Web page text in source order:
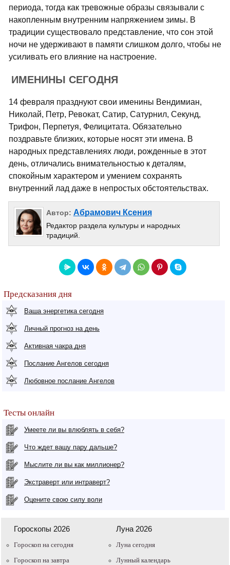
периода, тогда как тревожные образы связывали с
накопленным внутренним напряжением зимы. В
традиции существовало представление, что сон этой
ночи не удерживают в памяти слишком долго, чтобы не
усиливать его влияние на настроение.
ИМЕНИНЫ СЕГОДНЯ
14 февраля празднуют свои именины Вендимиан,
Николай, Петр, Ревокат, Сатир, Сатурнил, Секунд,
Трифон, Перпетуя, Фелицитата. Обязательно
поздравьте близких, которые носят эти имена. В
народных представлениях люди, рожденные в этот
день, отличались внимательностью к деталям,
спокойным характером и умением сохранять
внутренний лад даже в непростых обстоятельствах.
Автор: Абрамович Ксения
Редактор раздела культуры и народных
традиций.
Предсказания дня
Ваша энергетика сегодня
Личный прогноз на день
Активная чакра дня
Послание Ангелов сегодня
Любовное послание Ангелов
Тесты онлайн
Умеете ли вы влюблять в себя?
Что ждет вашу пару дальше?
Мыслите ли вы как миллионер?
Экстраверт или интраверт?
Оцените свою силу воли
Гороскопы 2026
Гороскоп на сегодня
Гороскоп на завтра
Луна 2026
Луна сегодня
Лунный календарь